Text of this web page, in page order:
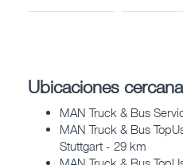
Ubicaciones
MAN Truck & Bus
MAN Truck & Bus
Stuttgart - 29 km